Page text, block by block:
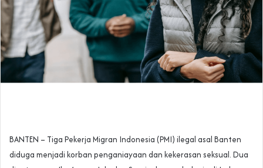
‎BANTEN – Tiga Pekerja Migran Indonesia (PMI) ilegal asal Banten
diduga menjadi korban penganiayaan dan kekerasan seksual. Dua